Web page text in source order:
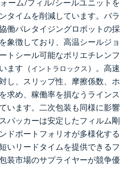
ーム/フィル/シールユニットを
タイムを削減しています。バラ
働パレタイジングロボットの採
象徴しており、高温シールジョ
トシール可能なポリエチレンフ
ます（イントラロックス ）。高速
し、スリップ性、摩擦係数、ホ
求め、稼働率を損なうラインス
います。二次包装も同様に影響
パッカーは安定したフィルム剛
ドポートフォリオが多様化する
いリードタイムを提供できるフ
装市場のサプライヤーが競争優